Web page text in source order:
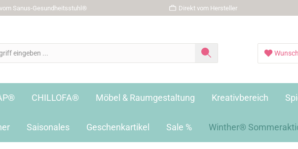
Sanus-Gesundheitsstuhl® Direkt vom Hersteller
CHILLOFA® Möbel & Raumgestaltung Kreativbereich
Saisonales Geschenkartikel Sale % Winther®